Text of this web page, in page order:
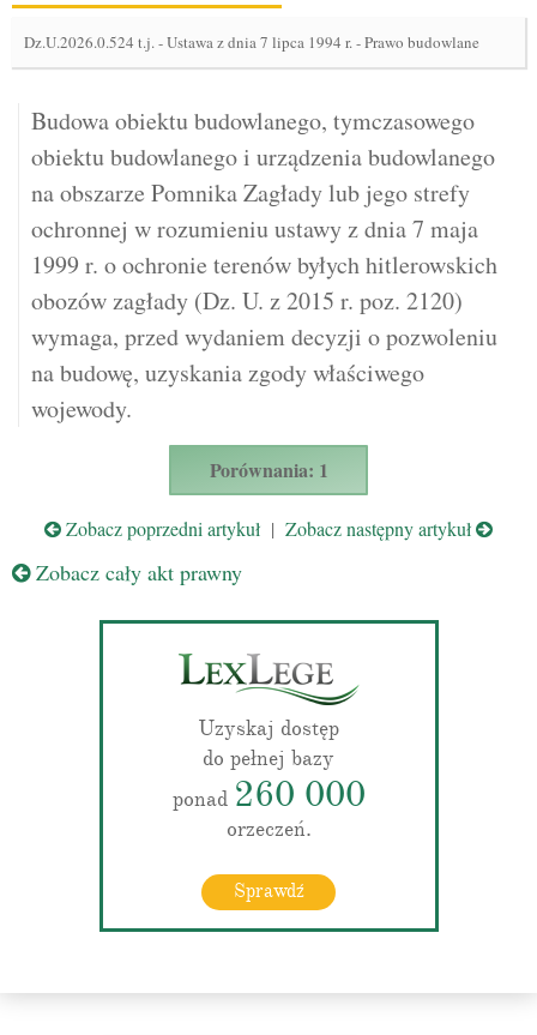
Dz.U.2026.0.524 t.j.-Ustawa z dnia 7 lipca 1994 r. - Prawo budowlane
Budowa obiektu budowlanego, tymczasowego
obiektu budowlanego i urządzenia budowlanego
na obszarze Pomnika Zagłady lub jego strefy
ochronnej w rozumieniu ustawy z dnia 7 maja
1999 r. o ochronie terenów byłych hitlerowskich
obozów zagłady (Dz. U. z 2015 r. poz. 2120)
wymaga, przed wydaniem decyzji o pozwoleniu
na budowę, uzyskania zgody właściwego
wojewody.
Porównania: 1
Zobacz poprzedni artykuł | Zobacz następny artykuł
Zobacz cały akt prawny
Uzyskaj dostęp
do pełnej bazy
ponad 260 000
orzeczeń.
Sprawdź